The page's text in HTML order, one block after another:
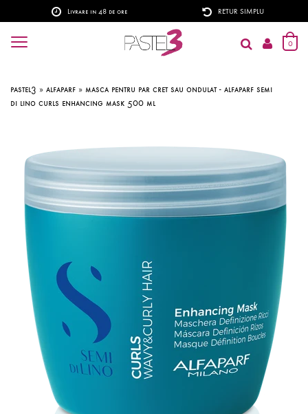
Livrare in 48 de ore RETUR SIMPLU
0
pastel3 » alfaparf » masca pentru par cret sau ondulat - alfaparf semi
di lino curls enhancing mask 500 ml